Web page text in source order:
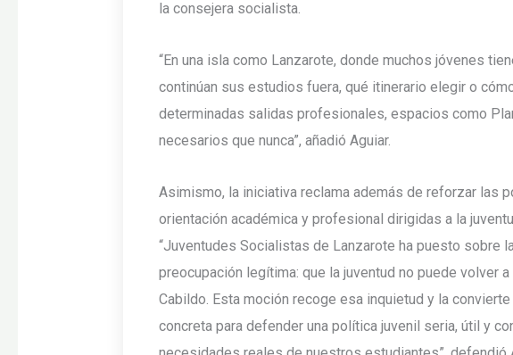
la consejera socialista.
“En una isla como Lanzarote, donde muchos jóvenes
continúan sus estudios fuera, qué itinerario elegir o
determinadas salidas profesionales, espacios como
necesarios que nunca”, añadió Aguiar.
Asimismo, la iniciativa reclama además de reforzar las
orientación académica y profesional dirigidas a la
“Juventudes Socialistas de Lanzarote ha puesto sobre
preocupación legítima: que la juventud no puede volver
Cabildo. Esta moción recoge esa inquietud y la
concreta para defender una política juvenil seria, útil y